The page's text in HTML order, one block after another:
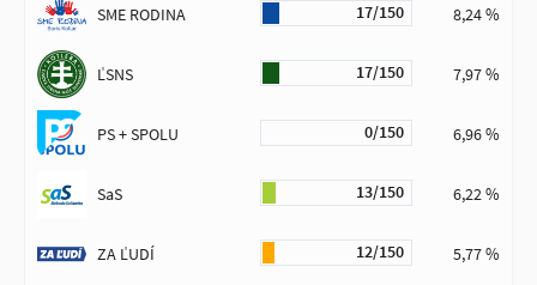
SME RODINA 17/150 8,24 %
ĽSNS 17/150 7,97 %
PS + SPOLU 0/150 6,96 %
SaS 13/150 6,22 %
ZA ĽUDÍ 12/150 5,77 %